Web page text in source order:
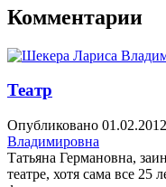
Комментарии
Театр
Опубликовано
Владимировна
Татьяна Германовна,
театре, хотя сама все 25